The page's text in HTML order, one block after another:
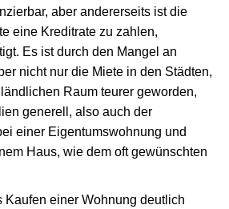
aber andererseits ist die
eine Kreditrate zu zahlen,
Es ist durch den Mangel an
nicht nur die Miete in den Städten,
Raum teurer geworden,
generell, also auch der
einer Eigentumswohnung und
Haus, wie dem oft gewünschten
Kaufen einer Wohnung deutlich